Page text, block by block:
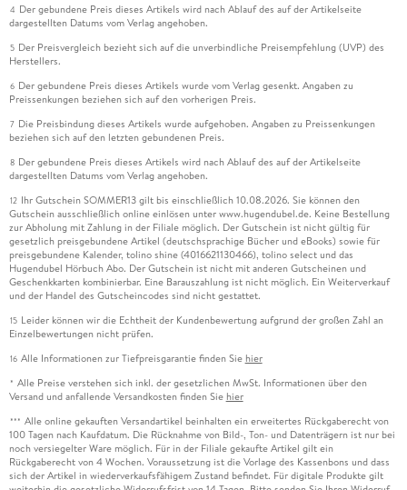
4 Der gebundene Preis dieses Artikels wird nach Ablauf des auf der Artikelseite
dargestellten Datums vom Verlag angehoben.
5 Der Preisvergleich bezieht sich auf die unverbindliche Preisempfehlung (UVP) des
Herstellers.
6 Der gebundene Preis dieses Artikels wurde vom Verlag gesenkt. Angaben zu
Preissenkungen beziehen sich auf den vorherigen Preis.
7 Die Preisbindung dieses Artikels wurde aufgehoben. Angaben zu Preissenkungen
beziehen sich auf den letzten gebundenen Preis.
8 Der gebundene Preis dieses Artikels wird nach Ablauf des auf der Artikelseite
dargestellten Datums vom Verlag angehoben.
12 Ihr Gutschein SOMMER13 gilt bis einschließlich 10.08.2026. Sie können den
Gutschein ausschließlich online einlösen unter www.hugendubel.de. Keine Bestellung
zur Abholung mit Zahlung in der Filiale möglich. Der Gutschein ist nicht gültig für
gesetzlich preisgebundene Artikel (deutschsprachige Bücher und eBooks) sowie für
preisgebundene Kalender, tolino shine (4016621130466), tolino select und das
Hugendubel Hörbuch Abo. Der Gutschein ist nicht mit anderen Gutscheinen und
Geschenkkarten kombinierbar. Eine Barauszahlung ist nicht möglich. Ein Weiterverkauf
und der Handel des Gutscheincodes sind nicht gestattet.
15 Leider können wir die Echtheit der Kundenbewertung aufgrund der großen Zahl an
Einzelbewertungen nicht prüfen.
16 Alle Informationen zur Tiefpreisgarantie finden Sie hier
* Alle Preise verstehen sich inkl. der gesetzlichen MwSt. Informationen über den
Versand und anfallende Versandkosten finden Sie hier
*** Alle online gekauften Versandartikel beinhalten ein erweitertes Rückgaberecht von
100 Tagen nach Kaufdatum. Die Rücknahme von Bild-, Ton- und Datenträgern ist nur bei
noch versiegelter Ware möglich. Für in der Filiale gekaufte Artikel gilt ein
Rückgaberecht von 4 Wochen. Voraussetzung ist die Vorlage des Kassenbons und dass
sich der Artikel in wiederverkaufsfähigem Zustand befindet. Für digitale Produkte gilt